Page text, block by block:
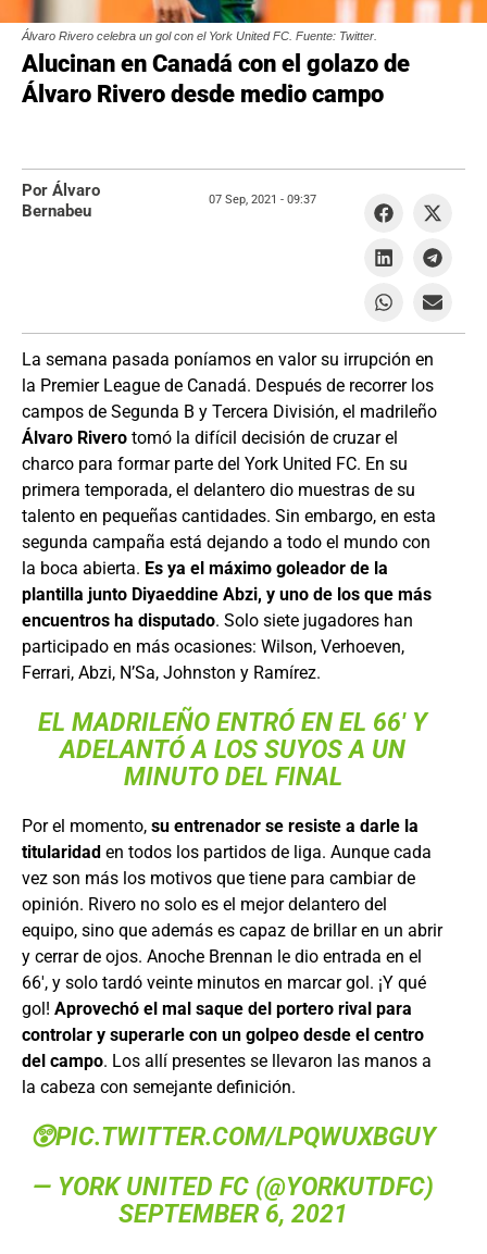
Álvaro Rivero celebra un gol con el York United FC. Fuente: Twitter.
Alucinan en Canadá con el golazo de
Álvaro Rivero desde medio campo
La semana pasada poníamos en valor su irrupción en
la Premier League de Canadá. Después de recorrer los
campos de Segunda B y Tercera División, el madrileño
Álvaro Rivero tomó la difícil decisión de cruzar el
charco para formar parte del York United FC. En su
primera temporada, el delantero dio muestras de su
talento en pequeñas cantidades. Sin embargo, en esta
segunda campaña está dejando a todo el mundo con
la boca abierta. Es ya el máximo goleador de la
plantilla junto Diyaeddine Abzi, y uno de los que más
encuentros ha disputado. Solo siete jugadores han
participado en más ocasiones: Wilson, Verhoeven,
Ferrari, Abzi, N’Sa, Johnston y Ramírez.
EL MADRILEÑO ENTRÓ EN EL 66′ Y
ADELANTÓ A LOS SUYOS A UN
MINUTO DEL FINAL
Por el momento, su entrenador se resiste a darle la
titularidad en todos los partidos de liga. Aunque cada
vez son más los motivos que tiene para cambiar de
opinión. Rivero no solo es el mejor delantero del
equipo, sino que además es capaz de brillar en un abrir
y cerrar de ojos. Anoche Brennan le dio entrada en el
66′, y solo tardó veinte minutos en marcar gol. ¡Y qué
gol! Aprovechó el mal saque del portero rival para
controlar y superarle con un golpeo desde el centro
del campo. Los allí presentes se llevaron las manos a
la cabeza con semejante definición.
😲PIC.TWITTER.COM/LPQWUXBGUY
— YORK UNITED FC (@YORKUTDFC)
SEPTEMBER 6, 2021
Por Álvaro
Bernabeu
07 Sep, 2021 - 09:37